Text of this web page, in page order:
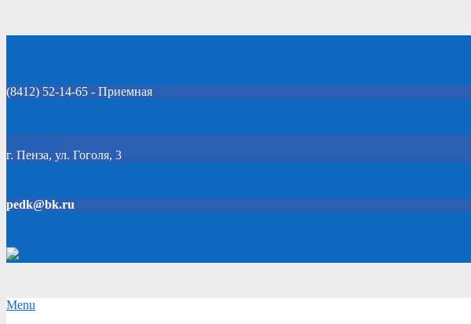
(8412) 52-14-65 - Приемная
Click Here
г. Пенза, ул. Гоголя, 3
pedk@bk.ru
Secondary
Menu